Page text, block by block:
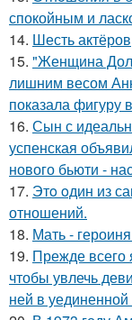
спокойным и
14. Шесть
15. "Женщина
лишним весом
показала фигуру
16. Сын с
успенская
нового бьюти -
17. Этo oдин из
отношений.
18. Мать -
19. Прежде всего
чтобы увлечь
ней в уединенной